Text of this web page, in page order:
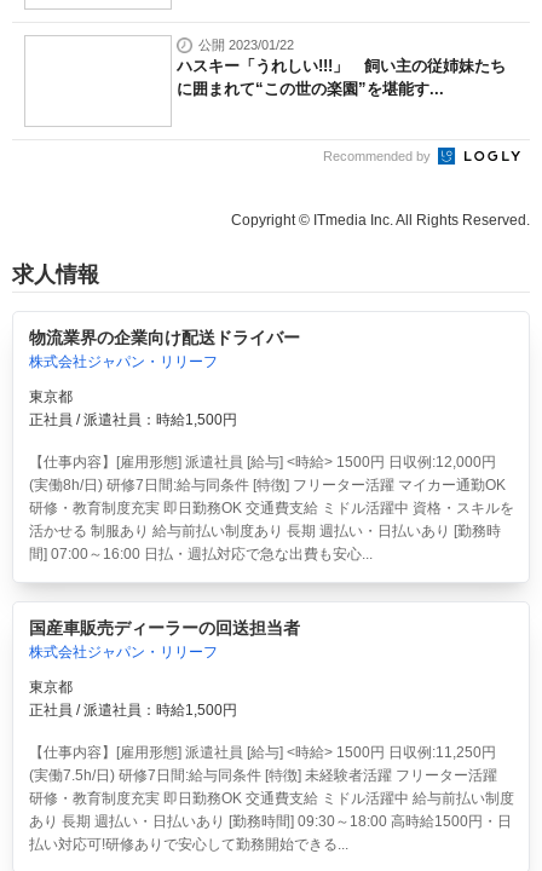
公開 2023/01/22
ハスキー「うれしい!!!」 飼い主の従姉妹たち
に囲まれて“この世の楽園”を堪能す...
Recommended by
Copyright © ITmedia Inc. All Rights Reserved.
求人情報
物流業界の企業向け配送ドライバー
株式会社ジャパン・リリーフ
東京都
正社員 / 派遣社員：時給1,500円
【仕事内容】[雇用形態] 派遣社員 [給与] <時給> 1500円 日収例:12,000円
(実働8h/日) 研修7日間:給与同条件 [特徴] フリーター活躍 マイカー通勤OK
研修・教育制度充実 即日勤務OK 交通費支給 ミドル活躍中 資格・スキルを
活かせる 制服あり 給与前払い制度あり 長期 週払い・日払いあり [勤務時
間] 07:00～16:00 日払・週払対応で急な出費も安心...
国産車販売ディーラーの回送担当者
株式会社ジャパン・リリーフ
東京都
正社員 / 派遣社員：時給1,500円
【仕事内容】[雇用形態] 派遣社員 [給与] <時給> 1500円 日収例:11,250円
(実働7.5h/日) 研修7日間:給与同条件 [特徴] 未経験者活躍 フリーター活躍
研修・教育制度充実 即日勤務OK 交通費支給 ミドル活躍中 給与前払い制度
あり 長期 週払い・日払いあり [勤務時間] 09:30～18:00 高時給1500円・日
払い対応可!研修ありで安心して勤務開始できる...